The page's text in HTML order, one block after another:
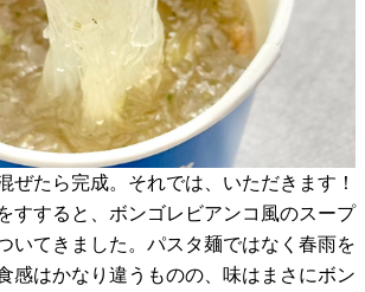
ぜたら完成。それでは、いただきます！
すすると、ボンゴレビアンコ風のスープ
いてきました。パスタ麺ではなく春雨を
感はかなり違うものの、味はまさにボン